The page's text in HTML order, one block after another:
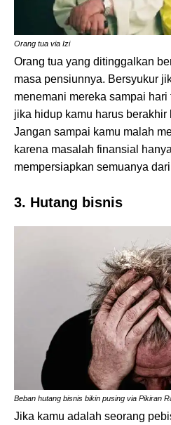
Orang tua via Izi
Orang tua yang ditinggalkan
masa pensiunnya. Bersyukur
menemani mereka sampai
jika hidup kamu harus
Jangan sampai kamu malah
karena masalah finansial
mempersiapkan semuanya
3. Hutang bisnis
Beban hutang bisnis bikin pusing via Pikiran
Jika kamu adalah seorang